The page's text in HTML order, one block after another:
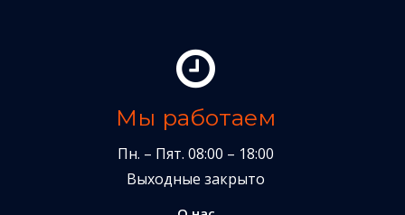
Мы работаем
Пн. – Пят. 08:00 – 18:00
Выходные закрыто